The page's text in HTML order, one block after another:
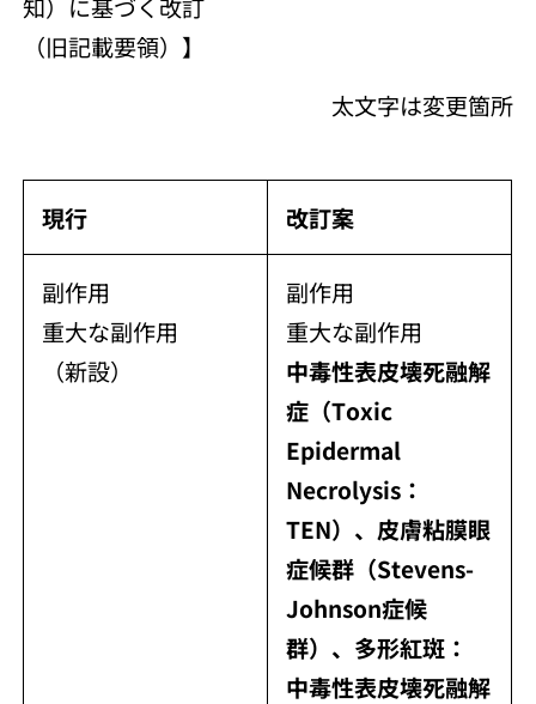
知）に基づく改訂
（旧記載要領）】
太文字は変更箇所
現行 改訂案
副作用
重大な副作用
（新設）
副作用
重大な副作用
中毒性表皮壊死融解
症（Toxic
Epidermal
Necrolysis：
TEN）、皮膚粘膜眼
症候群（Stevens-
Johnson症候
群）、多形紅斑：
中毒性表皮壊死融解